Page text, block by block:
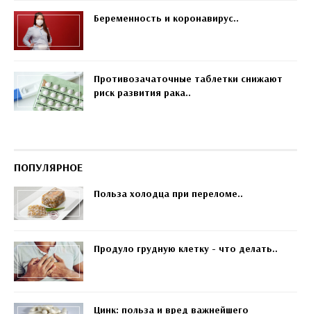
Беременность и коронавирус..
Противозачаточные таблетки снижают
риск развития рака..
ПОПУЛЯРНОЕ
Польза холодца при переломе..
Продуло грудную клетку - что делать..
Цинк: польза и вред важнейшего